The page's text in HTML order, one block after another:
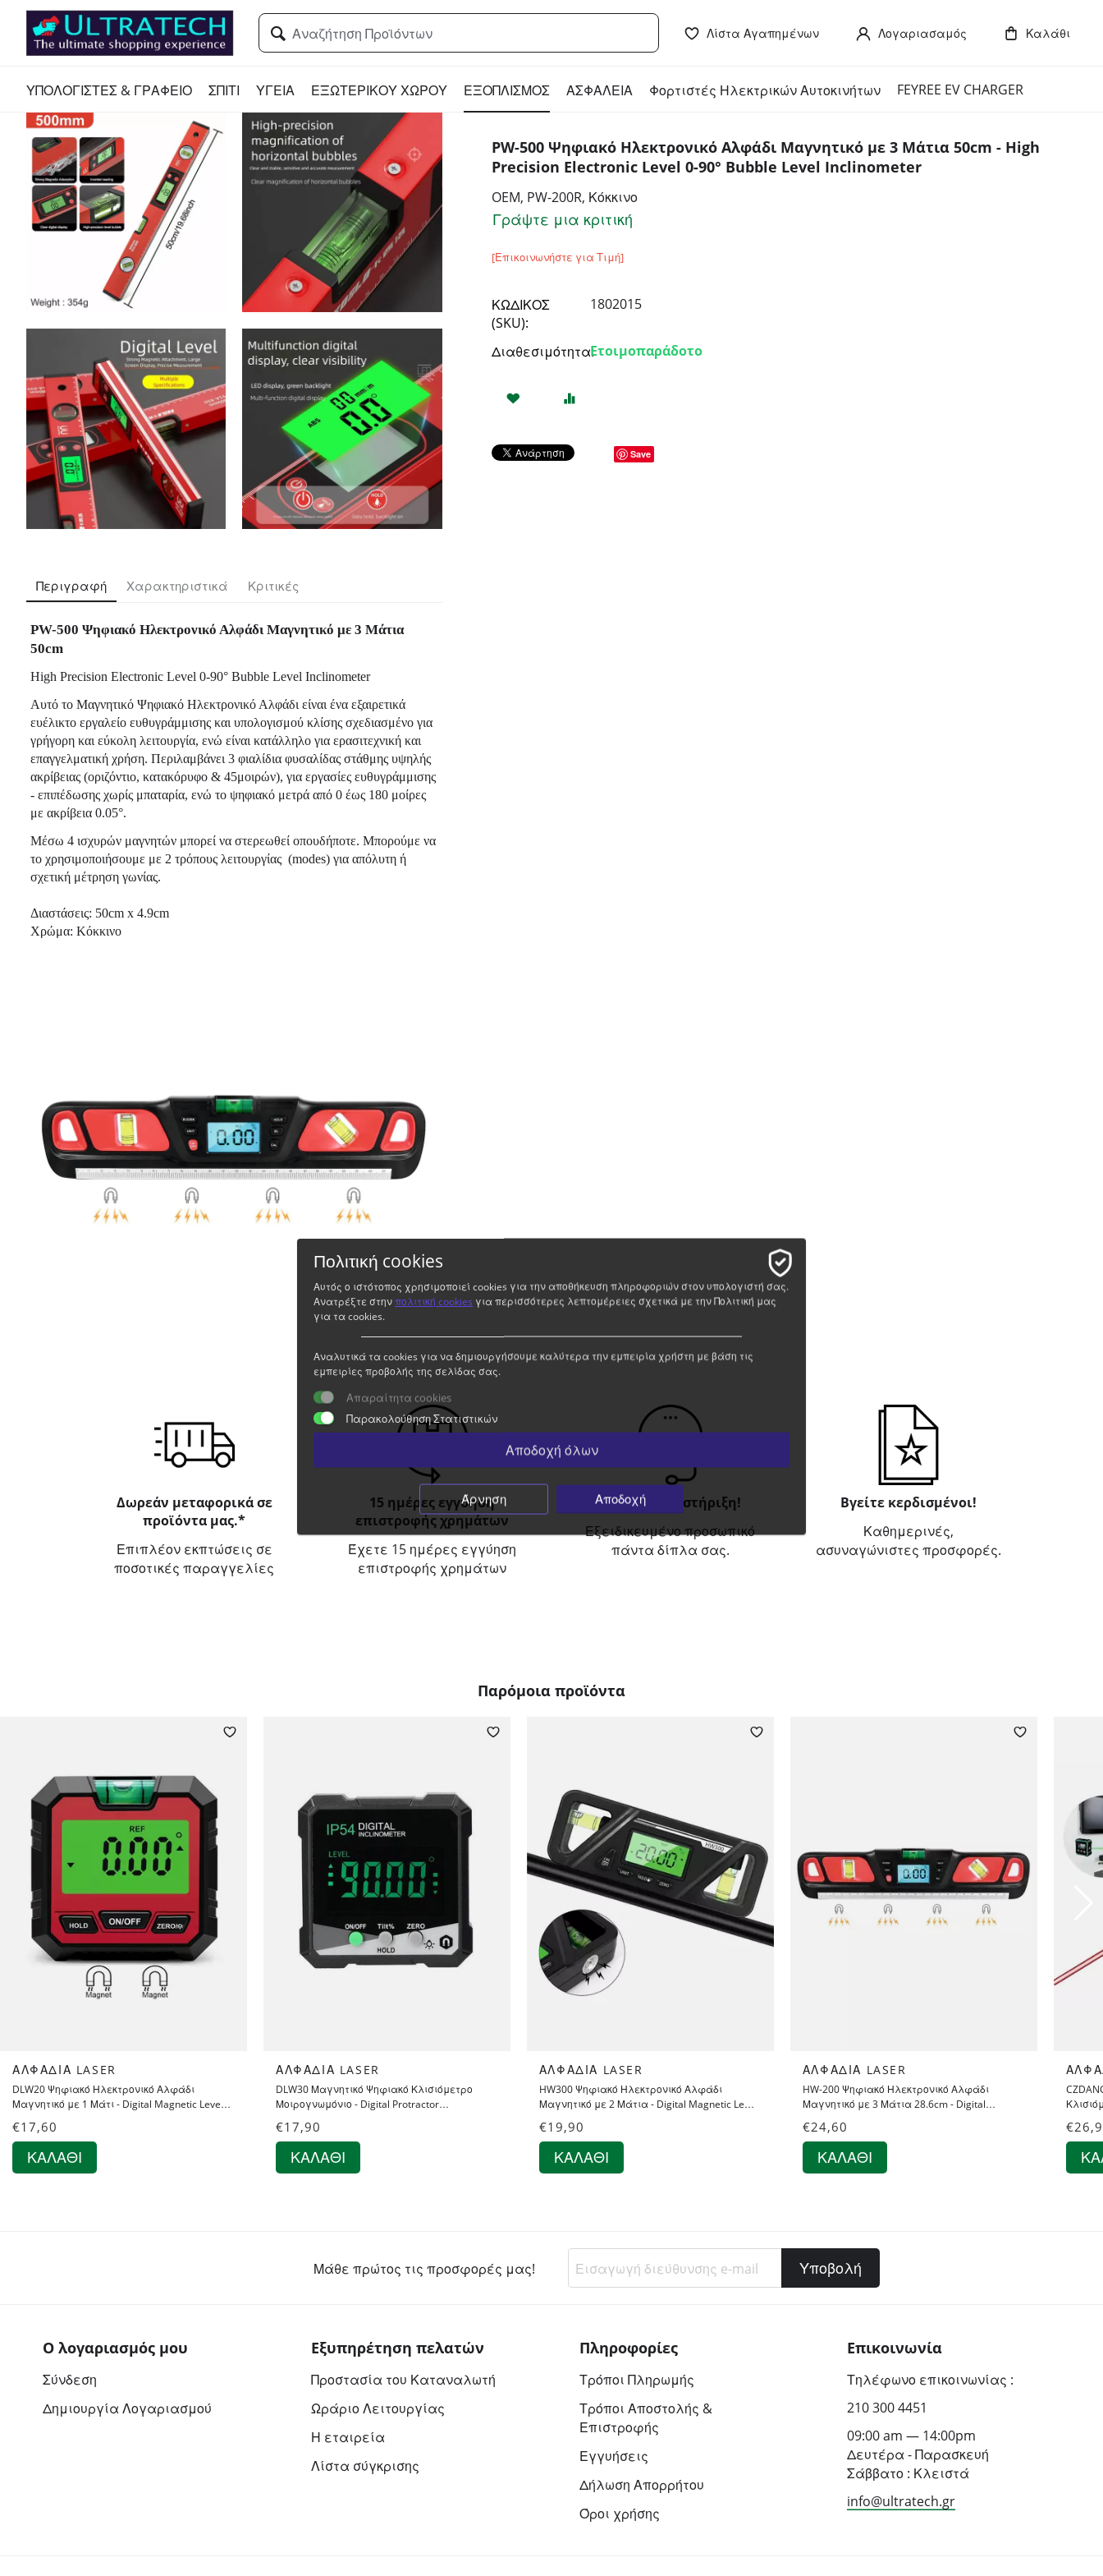
Λίστα Αγαπημένων Λογαριασαμός Καλάθι
ΥΠΟΛΟΓΙΣΤΕΣ & ΓΡΑΦΕΙΟ ΣΠΙΤΙ ΥΓΕΙΑ ΕΞΩΤΕΡΙΚΟΥ ΧΩΡΟΥ ΕΞΟΠΛΙΣΜΟΣ ΑΣΦΑΛΕΙΑ Φορτιστές Ηλεκτρικών Αυτοκινήτων FEYREE EV CHARGER
Περιγραφή Χαρακτηριστικά Κριτικές
PW-500 Ψηφιακό Ηλεκτρονικό Αλφάδι Μαγνητικό με 3 Μάτια
50cm
High Precision Electronic Level 0-90° Bubble Level Inclinometer
Αυτό το Μαγνητικό Ψηφιακό Ηλεκτρονικό Αλφάδι είναι ένα εξαιρετικά
ευέλικτο εργαλείο ευθυγράμμισης και υπολογισμού κλίσης σχεδιασμένο για
γρήγορη και εύκολη λειτουργία, ενώ είναι κατάλληλο για ερασιτεχνική και
επαγγελματική χρήση. Περιλαμβάνει 3 φιαλίδια φυσαλίδας στάθμης υψηλής
ακρίβειας (οριζόντιο, κατακόρυφο & 45μοιρών), για εργασίες ευθυγράμμισης
- επιπέδωσης χωρίς μπαταρία, ενώ το ψηφιακό μετρά από 0 έως 180 μοίρες
με ακρίβεια 0.05°.
Μέσω 4 ισχυρών μαγνητών μπορεί να στερεωθεί οπουδήποτε. Μπορούμε να
το χρησιμοποιήσουμε με 2 τρόπους λειτουργίας (modes) για απόλυτη ή
σχετική μέτρηση γωνίας.
Διαστάσεις: 50cm x 4.9cm
Χρώμα: Κόκκινο
PW-500 Ψηφιακό Ηλεκτρονικό Αλφάδι Μαγνητικό με 3 Μάτια 50cm - High
Precision Electronic Level 0-90° Bubble Level Inclinometer
OEM, PW-200R, Κόκκινο
Γράψτε μια κριτική
[Επικοινωνήστε για Τιμή]
ΚΩΔΙΚΟΣ
(SKU):
1802015
Διαθεσιμότητα:Ετοιμοπαράδοτο
Save
Δωρεάν μεταφορικά σε
προϊόντα μας.*
Επιπλέον εκπτώσεις σε
ποσοτικές παραγγελίες
15 ημέρες εγγύηση
επιστροφής χρημάτων
Έχετε 15 ημέρες εγγύηση
επιστροφής χρημάτων
Τεχνική υποστήριξη!
Εξειδικευμένο προσωπικό
πάντα δίπλα σας.
Βγείτε κερδισμένοι!
Καθημερινές,
ασυναγώνιστες προσφορές.
Παρόμοια προϊόντα
ΑΛΦΆΔΙΑ LASER
DLW20 Ψηφιακό Ηλεκτρονικό Αλφάδι
Μαγνητικό με 1 Μάτι - Digital Magnetic Level
€17,60
ΚΑΛΆΘΙ
ΑΛΦΆΔΙΑ LASER
DLW30 Μαγνητικό Ψηφιακό Κλισιόμετρο
Μοιρογνωμόνιο - Digital Protractor
€17,90
ΚΑΛΆΘΙ
ΑΛΦΆΔΙΑ LASER
HW300 Ψηφιακό Ηλεκτρονικό Αλφάδι
Μαγνητικό με 2 Μάτια - Digital Magnetic Level
€19,90
ΚΑΛΆΘΙ
ΑΛΦΆΔΙΑ LASER
HW-200 Ψηφιακό Ηλεκτρονικό Αλφάδι
Μαγνητικό με 3 Μάτια 28.6cm - Digital
€24,60
ΚΑΛΆΘΙ
€
Μάθε πρώτος τις προσφορές μας! Υποβολή
Ο λογαριασμός μου
Σύνδεση
Δημιουργία Λογαριασμού
Εξυπηρέτηση πελατών
Προστασία του Καταναλωτή
Ωράριο Λειτουργίας
Η εταιρεία
Λίστα σύγκρισης
Πληροφορίες
Τρόποι Πληρωμής
Τρόποι Αποστολής &
Επιστροφής
Εγγυήσεις
Δήλωση Απορρήτου
Όροι χρήσης
Επικοινωνία
Τηλέφωνο επικοινωνίας :
210 300 4451
09:00 am — 14:00pm
Δευτέρα - Παρασκευή
Σάββατο : Κλειστά
info@ultratech.gr
Πολιτική cookies
Αυτός ο ιστότοπος χρησιμοποιεί cookies για την αποθήκευση πληροφοριών στον υπολογιστή σας.
Ανατρέξτε στηνπολιτική cookies για περισσότερες λεπτομέρειες σχετικά με την Πολιτική μας
για τα cookies.
Αναλυτικά τα cookies για να δημιουργήσουμε καλύτερα την εμπειρία χρήστη με βάση τις
εμπειρίες προβολής της σελίδας σας.
Απαραίτητα cookies
Παρακολούθηση Στατιστικών
Αποδοχή όλων
Άρνηση Αποδοχή